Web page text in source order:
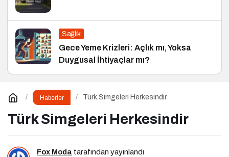
Sağlık
Gece Yeme Krizleri: Açlık mı, Yoksa
Duygusal İhtiyaçlar mı?
Haberler Türk Simgeleri Herkesindir
Türk Simgeleri Herkesindir
Fox Moda tarafından yayınlandı